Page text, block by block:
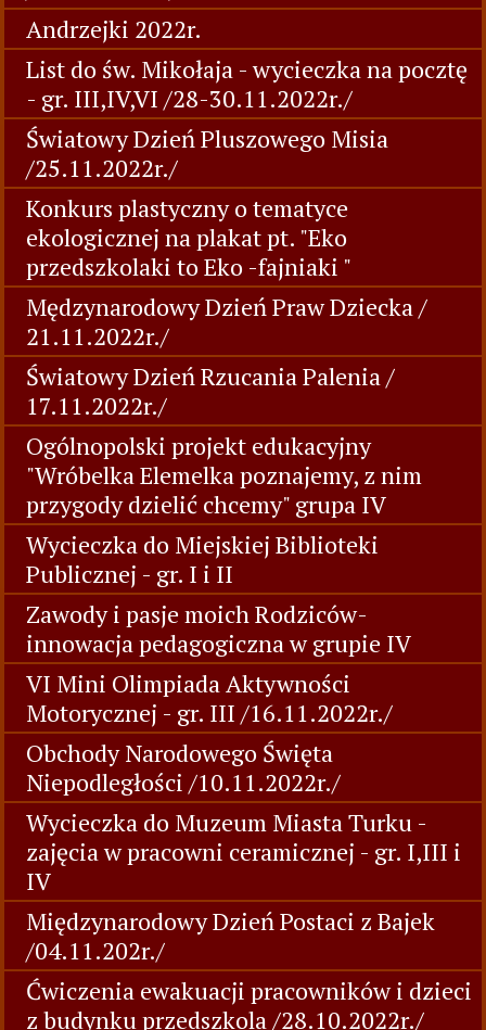
Andrzejki 2022r.
List do św. Mikołaja - wycieczka na pocztę
- gr. III,IV,VI /28-30.11.2022r./
Światowy Dzień Pluszowego Misia
/25.11.2022r./
Konkurs plastyczny o tematyce
ekologicznej na plakat pt. "Eko
przedszkolaki to Eko -fajniaki "
Mędzynarodowy Dzień Praw Dziecka /
21.11.2022r./
Światowy Dzień Rzucania Palenia /
17.11.2022r./
Ogólnopolski projekt edukacyjny
"Wróbelka Elemelka poznajemy, z nim
przygody dzielić chcemy" grupa IV
Wycieczka do Miejskiej Biblioteki
Publicznej - gr. I i II
Zawody i pasje moich Rodziców-
innowacja pedagogiczna w grupie IV
VI Mini Olimpiada Aktywności
Motorycznej - gr. III /16.11.2022r./
Obchody Narodowego Święta
Niepodległości /10.11.2022r./
Wycieczka do Muzeum Miasta Turku -
zajęcia w pracowni ceramicznej - gr. I,III i
IV
Międzynarodowy Dzień Postaci z Bajek
/04.11.202r./
Ćwiczenia ewakuacji pracowników i dzieci
z budynku przedszkola /28.10.2022r./